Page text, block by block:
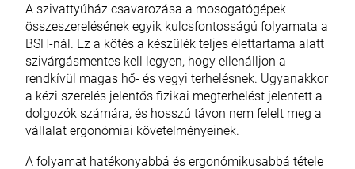
A szivattyúház csavarozása a mosogatógépek
összeszerelésének egyik kulcsfontosságú folyamata a
BSH-nál. Ez a kötés a készülék teljes élettartama alatt
szivárgásmentes kell legyen, hogy ellenálljon a
rendkívül magas hő- és vegyi terhelésnek. Ugyanakkor
a kézi szerelés jelentős fizikai megterhelést jelentett a
dolgozók számára, és hosszú távon nem felelt meg a
vállalat ergonómiai követelményeinek.
A folyamat hatékonyabbá és ergonómikusabbá tétele